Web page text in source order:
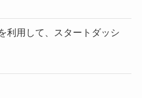
利用して、スタートダッシ